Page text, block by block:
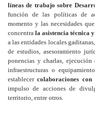
líneas de trabajo sobre
función de las políticas de
momento y las necesidades
concentrala asistencia técnica
a las entidades locales
de estudios, asesoramiento
ponencias y charlas, ejecución
infraestructuras o
establecercolaboraciones con
impulso de acciones de
territorio, entre otros.